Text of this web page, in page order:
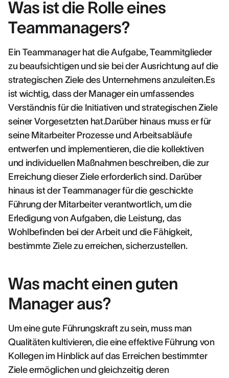
Was ist die Rolle eines
Teammanagers?
Ein Teammanager hat die Aufgabe, Teammitglieder
zu beaufsichtigen und sie bei der Ausrichtung auf die
strategischen Ziele des Unternehmens anzuleiten.Es
ist wichtig, dass der Manager ein umfassendes
Verständnis für die Initiativen und strategischen Ziele
seiner Vorgesetzten hat.Darüber hinaus muss er für
seine Mitarbeiter Prozesse und Arbeitsabläufe
entwerfen und implementieren, die die kollektiven
und individuellen Maßnahmen beschreiben, die zur
Erreichung dieser Ziele erforderlich sind. Darüber
hinaus ist der Teammanager für die geschickte
Führung der Mitarbeiter verantwortlich, um die
Erledigung von Aufgaben, die Leistung, das
Wohlbefinden bei der Arbeit und die Fähigkeit,
bestimmte Ziele zu erreichen, sicherzustellen.
Was macht einen guten
Manager aus?
Um eine gute Führungskraft zu sein, muss man
Qualitäten kultivieren, die eine effektive Führung von
Kollegen im Hinblick auf das Erreichen bestimmter
Ziele ermöglichen und gleichzeitig deren